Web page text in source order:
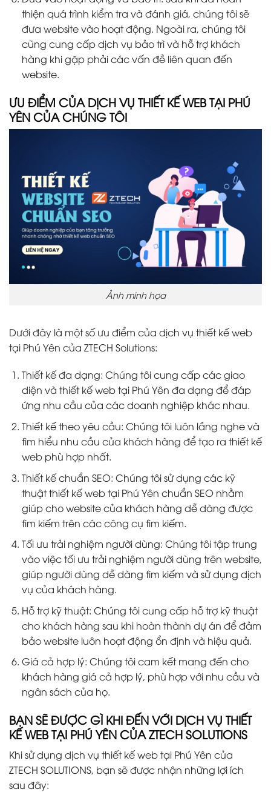
thiện quá trình kiểm tra và đánh giá, chúng tôi sẽ
đưa website vào hoạt động. Ngoài ra, chúng tôi
cũng cung cấp dịch vụ bảo trì và hỗ trợ khách
hàng khi gặp phải các vấn đề liên quan đến
website.
ƯU ĐIỂM CỦA DỊCH VỤ THIẾT KẾ WEB TẠI PHÚ
YÊN CỦA CHÚNG TÔI
Ảnh minh họa
Dưới đây là một số ưu điểm của dịch vụ thiết kế web
tại Phú Yên của ZTECH Solutions:
Thiết kế đa dạng: Chúng tôi cung cấp các giao
diện và thiết kế web tại Phú Yên đa dạng để đáp
ứng nhu cầu của các doanh nghiệp khác nhau.
Thiết kế theo yêu cầu: Chúng tôi luôn lắng nghe và
tìm hiểu nhu cầu của khách hàng để tạo ra thiết kế
web phù hợp nhất.
Thiết kế chuẩn SEO: Chúng tôi sử dụng các kỹ
thuật thiết kế web tại Phú Yên chuẩn SEO nhằm
giúp cho website của khách hàng dễ dàng được
tìm kiếm trên các công cụ tìm kiếm.
Tối ưu trải nghiệm người dùng: Chúng tôi tập trung
vào việc tối ưu trải nghiệm người dùng trên website,
giúp người dùng dễ dàng tìm kiếm và sử dụng dịch
vụ của khách hàng.
Hỗ trợ kỹ thuật: Chúng tôi cung cấp hỗ trợ kỹ thuật
cho khách hàng sau khi hoàn thành dự án để đảm
bảo website luôn hoạt động ổn định và hiệu quả.
Giá cả hợp lý: Chúng tôi cam kết mang đến cho
khách hàng giá cả hợp lý, phù hợp với nhu cầu và
ngân sách của họ.
BẠN SẼ ĐƯỢC GÌ KHI ĐẾN VỚI DỊCH VỤ THIẾT
KẾ WEB TẠI PHÚ YÊN CỦA ZTECH SOLUTIONS
Khi sử dụng dịch vụ thiết kế web tại Phú Yên của
ZTECH SOLUTIONS, bạn sẽ được nhận những lợi ích
sau đây: